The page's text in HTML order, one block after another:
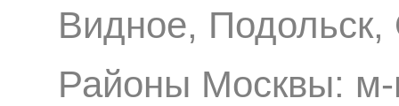
Видное,
Районы Москвы: м-